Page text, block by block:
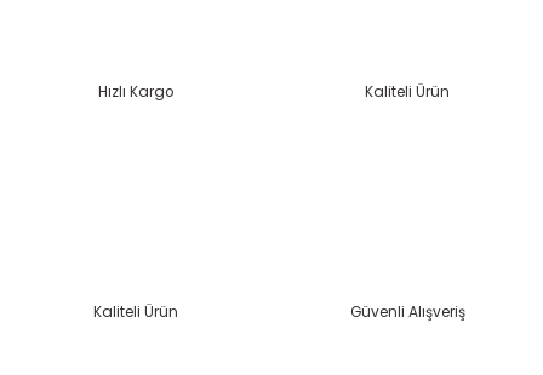
Hızlı Kargo Kaliteli Ürün
Kaliteli Ürün Güvenli Alışveriş